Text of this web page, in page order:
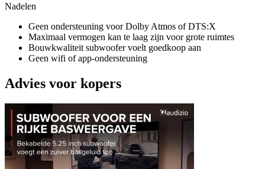
Nadelen
Geen ondersteuning voor Dolby Atmos of DTS:X
Maximaal vermogen kan te laag zijn voor grote ruimtes
Bouwkwaliteit subwoofer voelt goedkoop aan
Geen wifi of app-ondersteuning
Advies voor kopers